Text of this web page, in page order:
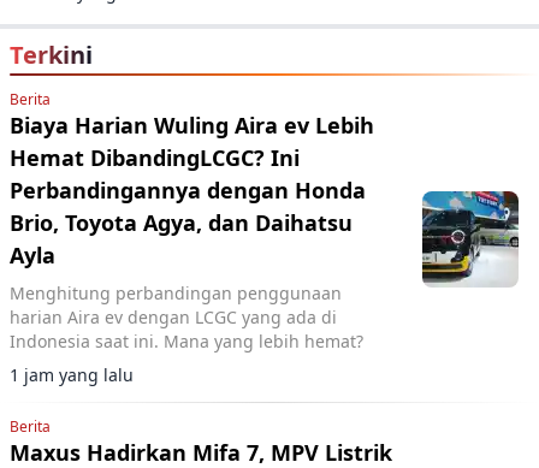
Goodyear.
Terkini
Berita
Biaya Harian Wuling Aira ev Lebih
Hemat DibandingLCGC? Ini
Perbandingannya dengan Honda
Brio, Toyota Agya, dan Daihatsu
Ayla
Menghitung perbandingan penggunaan
harian Aira ev dengan LCGC yang ada di
Indonesia saat ini. Mana yang lebih hemat?
1 jam yang lalu
Berita
Maxus Hadirkan Mifa 7, MPV Listrik